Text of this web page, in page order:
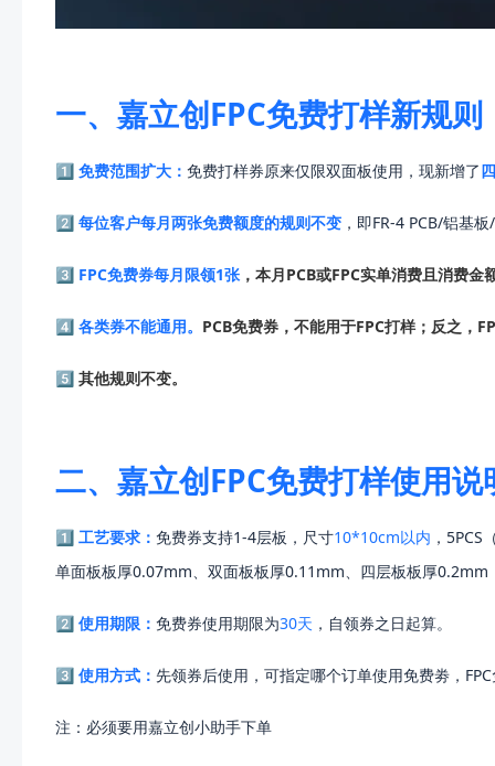
一、嘉立创FPC免费打样新规则
1️⃣ 免费范围扩大： 免费打样券原来仅限双面板使用，现新增了
2️⃣ 每位客户每月两张免费额度的规则不变 ，即FR-4 PCB/铝基
3️⃣ FPC免费券每月限领1张，本月PCB或FPC实单消费且消费
4️⃣ 各类券不能通用。 PCB免费券，不能用于FPC打样；反之，
5️⃣ 其他规则不变。
二、嘉立创FPC免费打样使用说
1️⃣ 工艺要求： 免费券支持1-4层板，尺寸10*10cm以内 ，
单面板板厚0.07mm、双面板板厚0.11mm、四层板板厚
2️⃣ 使用期限： 免费券使用期限为30天 ，自领券之日起算。
3️⃣ 使用方式： 先领券后使用，可指定哪个订单使用免费劵，
注：必须要用嘉立创小助手下单